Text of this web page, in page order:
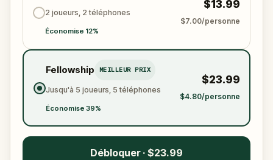
2 joueurs, 2 téléphones
Économise 12%
$13.99
$7.00/personne
Fellowship MEILLEUR PRIX
Jusqu'à 5 joueurs, 5 téléphones
Économise 39%
$23.99
$4.80/personne
Débloquer · $23.99